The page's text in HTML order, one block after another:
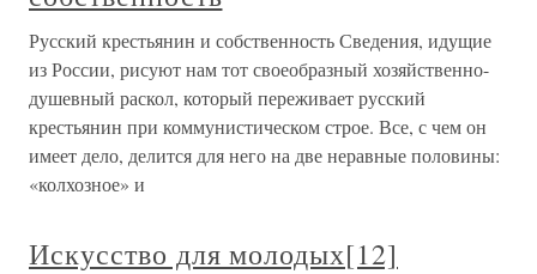
Русский крестьянин и собственность Сведения, идущие
из России, рисуют нам тот своеобразный хозяйственно-
душевный раскол, который переживает русский
крестьянин при коммунистическом строе. Все, с чем он
имеет дело, делится для него на две неравные половины:
«колхозное» и
Искусство для молодых[12]